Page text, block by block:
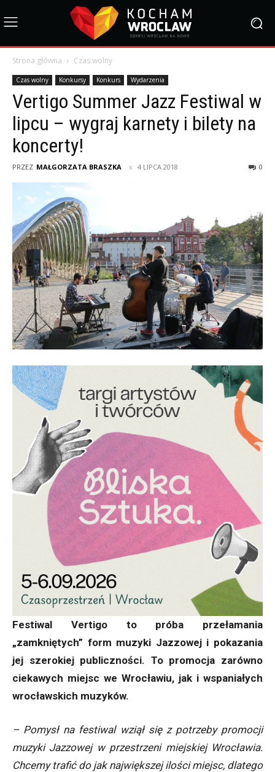
Strona główna Czas wolny
Czas wolny Konkursy Konkurs Wydarzenia
Vertigo Summer Jazz Festiwal w
lipcu – wygraj karnety i bilety na
koncerty!
PRZEZ MAŁGORZATA BRASZKA 4 LIPCA 2018 0
Festiwal Vertigo to próba przełamania
„zamkniętych” form muzyki Jazzowej i pokazania
jej szerokiej publiczności. To promocja zarówno
ciekawych miejsc we Wrocławiu, jak i wspaniałych
wrocławskich muzyków.
– Pomysł na festiwal wziął się z potrzeby promocji
muzyki Jazzowej w przestrzeni miejskiej Wrocławia.
Chcemy trafić do jak największej ilości miejsc, dlatego